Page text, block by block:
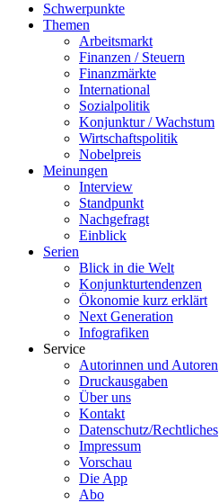
Schwerpunkte
Themen
Arbeitsmarkt
Finanzen / Steuern
Finanzmärkte
International
Sozialpolitik
Konjunktur / Wachstum
Wirtschaftspolitik
Nobelpreis
Meinungen
Interview
Standpunkt
Nachgefragt
Einblick
Serien
Blick in die Welt
Konjunkturtendenzen
Ökonomie kurz erklärt
Next Generation
Infografiken
Service
Autorinnen und Autoren
Druckausgaben
Über uns
Kontakt
Datenschutz/Rechtliches
Impressum
Vorschau
Die App
Abo